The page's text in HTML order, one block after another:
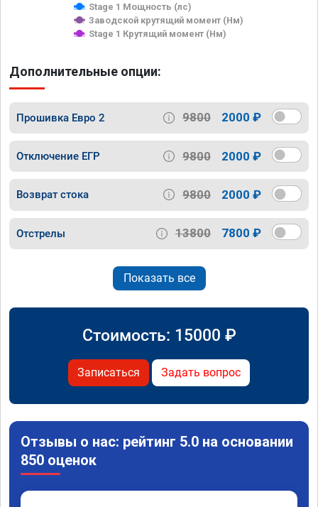
Stage 1 Мощность (лс)
Заводской крутящий момент (Нм)
Stage 1 Крутящий момент (Нм)
Дополнительные опции:
Прошивка Евро 2 9800 2000 ₽
Отключение ЕГР 9800 2000 ₽
Возврат стока 9800 2000 ₽
Отстрелы 13800 7800 ₽
Показать все
Стоимость: 15000 ₽
Записаться Задать вопрос
Отзывы о нас: рейтинг 5.0 на основании
850 оценок